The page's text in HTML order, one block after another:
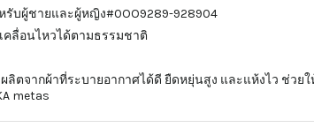
หรับผู้ชายและผู้หญิง#0OO9289-928904
คลื่อนไหวได้ตามธรรมชาติ
ลิตจากผ้าที่ระบายอากาศได้ดี ยืดหยุ่นสูง และแห้งไว ช่วยใ
metas